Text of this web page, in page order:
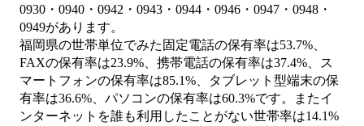
0930・0940・0942・0943・0944・0946・0947・0948・
0949があります。
福岡県の世帯単位でみた固定電話の保有率は53.7%、
FAXの保有率は23.9%、携帯電話の保有率は37.4%、ス
マートフォンの保有率は85.1%、タブレット型端末の保
有率は36.6%、パソコンの保有率は60.3%です。またイ
ンターネットを誰も利用したことがない世帯率は14.1%